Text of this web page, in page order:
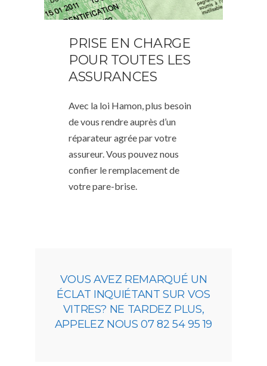
PRISE EN CHARGE
POUR TOUTES LES
ASSURANCES
Avec la loi Hamon, plus besoin
de vous rendre auprès d’un
réparateur agrée par votre
assureur. Vous pouvez nous
confier le remplacement de
votre pare-brise.
VOUS AVEZ REMARQUÉ UN
ÉCLAT INQUIÉTANT SUR VOS
VITRES? NE TARDEZ PLUS,
APPELEZ NOUS 07 82 54 95 19